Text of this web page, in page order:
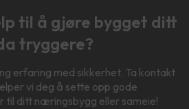
til å gjøre bygget ditt
tryggere?
erfaring med sikkerhet. Ta kontakt
vi deg å sette opp gode
til ditt næringsbygg eller sameie!